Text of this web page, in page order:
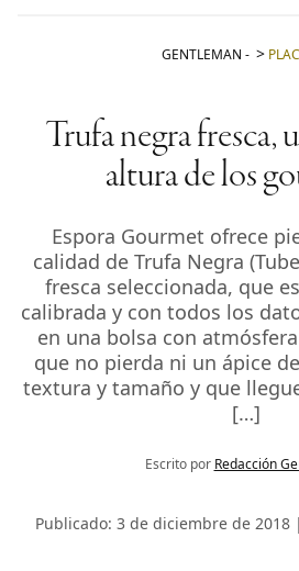
GENTLEMAN -
Trufa negra fresca,
altura de los
Espora Gourmet ofrece
calidad de Trufa Negra
fresca seleccionada, que
calibrada y con todos los
en una bolsa con
que no pierda ni un ápice
textura y tamaño y que
[…]
Escrito por Redacción
Publicado: 3 de diciembre de 2018